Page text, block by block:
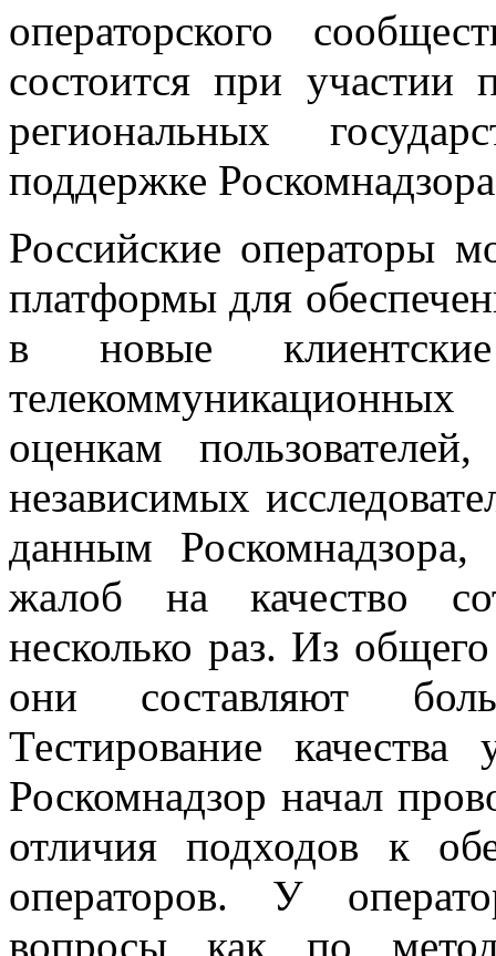
операторского
состоится при участии
региональных
поддержке
Российские операторы
платформы для
в новые
оценкам
независимых
данным
жалоб на качество
несколько раз. Из
они составляют
Тестирование качества
Роскомнадзор начал
отличия подходов к
операторов. У
вопросы как по